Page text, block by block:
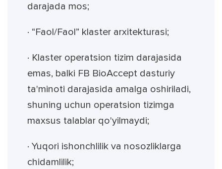
darajada mos;
· “Faol/Faol” klaster arxitekturasi;
· Klaster operatsion tizim darajasida
emas, balki FB BioAccept dasturiy
ta'minoti darajasida amalga oshiriladi,
shuning uchun operatsion tizimga
maxsus talablar qo'yilmaydi;
· Yuqori ishonchlilik va nosozliklarga
chidamlilik;